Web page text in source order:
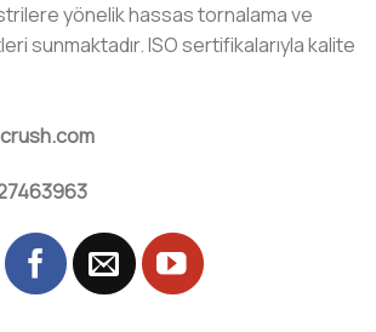
yönelik hassas tornalama ve
sunmaktadır. ISO sertifikalarıyla kalite